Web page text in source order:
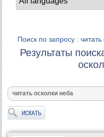
Поиск по запросу : читать
Результаты